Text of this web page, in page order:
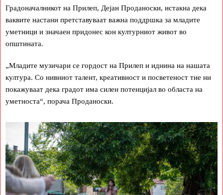
Градоначалникот на Прилеп, Дејан Проданоски, истакна дека
ваквите настани претставуваат важна поддршка за младите
уметници и значаен придонес кон културниот живот во
општината.
„Младите музичари се гордост на Прилеп и иднина на нашата
култура. Со нивниот талент, креативност и посветеност тие ни
покажуваат дека градот има силен потенцијал во областа на
уметноста“, порача Проданоски.